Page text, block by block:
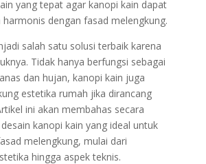
yang tepat agar kanopi kain dapat
dengan fasad melengkung.
salah satu solusi terbaik karena
Tidak hanya berfungsi sebagai
dan hujan, kanopi kain juga
estetika rumah jika dirancang
ini akan membahas secara
kanopi kain yang ideal untuk
melengkung, mulai dari
hingga aspek teknis.